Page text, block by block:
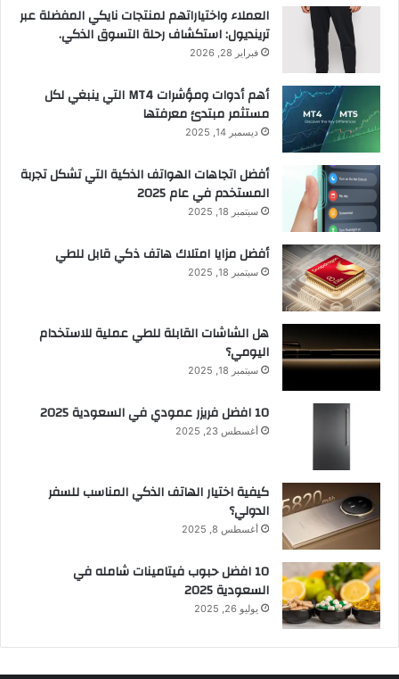
العملاء واختياراتهم لمنتجات نايكي المفضلة عبر
ترينديول: استكشاف رحلة التسوق الذكي.
فبراير 28, 2026
أهم أدوات ومؤشرات MT4 التي ينبغي لكل
مستثمر مبتدئ معرفتها
ديسمبر 14, 2025
أفضل اتجاهات الهواتف الذكية التي تشكل تجربة
المستخدم في عام 2025
سبتمبر 18, 2025
أفضل مزايا امتلاك هاتف ذكي قابل للطي
سبتمبر 18, 2025
هل الشاشات القابلة للطي عملية للاستخدام
اليومي؟
سبتمبر 18, 2025
10 افضل فريزر عمودي​ في السعودية​ 2025
أغسطس 23, 2025
كيفية اختيار الهاتف الذكي المناسب للسفر
الدولي؟
أغسطس 8, 2025
10 افضل حبوب فيتامينات شامله​ في
السعودية 2025
يوليو 26, 2025